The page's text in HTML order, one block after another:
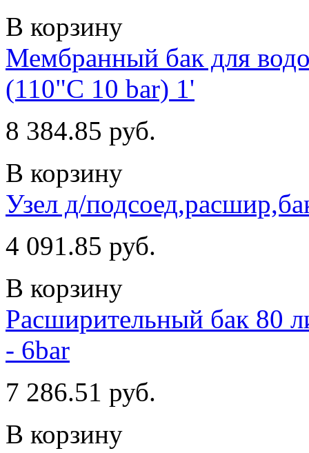
В корзину
Мембранный бак для
(110"С 10 bar) 1'
8 384.85 руб.
В корзину
Узел д/
4 091.85 руб.
В корзину
Расширительный бак 80
- 6bar
7 286.51 руб.
В корзину